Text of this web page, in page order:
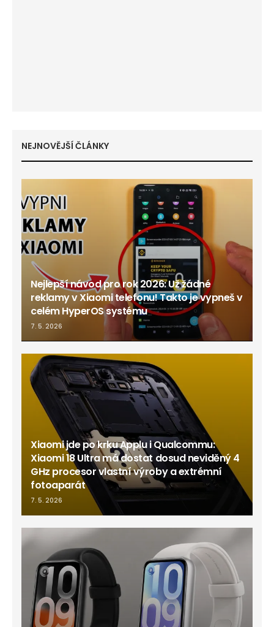
NEJNOVĚJŠÍ ČLÁNKY
Nejlepší návod pro rok 2026: Už žádné
reklamy v Xiaomi telefonu! Takto je vypneš v
celém HyperOS systému
7. 5. 2026
Xiaomi jde po krku Applu i Qualcommu:
Xiaomi 18 Ultra má dostat dosud neviděný 4
GHz procesor vlastní výroby a extrémní
fotoaparát
7. 5. 2026